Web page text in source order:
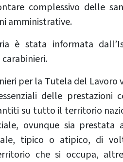
complessivo delle
amministrative.
è stata informata
per la Tutela del
delle prestazioni
su tutto il territorio
ovunque sia
tipico o atipico, di
che si occupa,